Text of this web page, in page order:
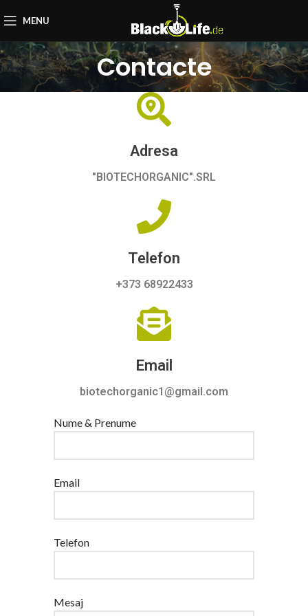
MENU
Contacte
Adresa
"BIOTECHORGANIC".SRL
Telefon
+373 68922433
Email
biotechorganic1@gmail.com
Nume & Prenume
Email
Telefon
Mesaj